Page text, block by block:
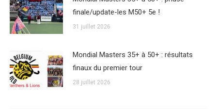
finale/update-les M50+ 5e !
31 juillet 2026
Mondial Masters 35+ à 50+ : résultats
finaux du premier tour
28 juillet 2026